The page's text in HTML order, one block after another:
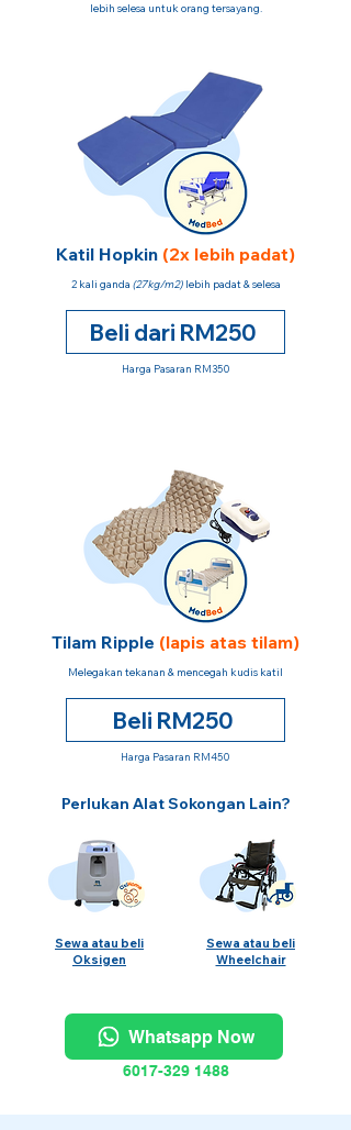
lebih selesa untuk orang tersayang.
Katil Hopkin (2x lebih padat)
2 kali ganda (27kg/m2)lebih padat & selesa
Beli dari RM250
Harga Pasaran RM350
Tilam Ripple (lapis atas tilam)
Melegakan tekanan & mencegah kudis katil
Beli RM250
Harga Pasaran RM450
Perlukan Alat Sokongan Lain?
Sewa atau beli
Oksigen
Sewa atau beli
Wheelchair
Whatsapp Now
6017-329 1488